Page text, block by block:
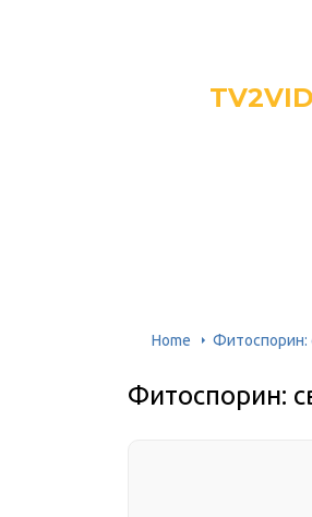
Home Фитоспорин:
Фитоспорин: